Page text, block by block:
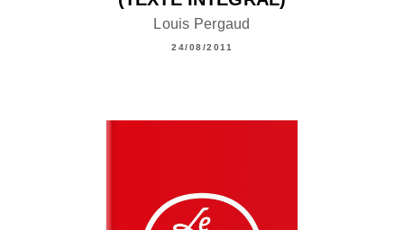
Louis Pergaud
24/08/2011